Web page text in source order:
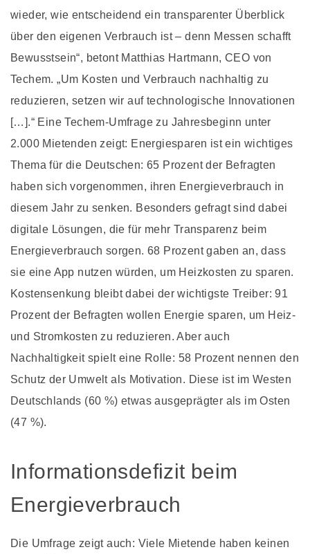
wieder, wie entscheidend ein transparenter Überblick
über den eigenen Verbrauch ist – denn Messen schafft
Bewusstsein“, betont Matthias Hartmann, CEO von
Techem. „Um Kosten und Verbrauch nachhaltig zu
reduzieren, setzen wir auf technologische Innovationen
[…].“ Eine Techem-Umfrage zu Jahresbeginn unter
2.000 Mietenden zeigt: Energiesparen ist ein wichtiges
Thema für die Deutschen: 65 Prozent der Befragten
haben sich vorgenommen, ihren Energieverbrauch in
diesem Jahr zu senken. Besonders gefragt sind dabei
digitale Lösungen, die für mehr Transparenz beim
Energieverbrauch sorgen. 68 Prozent gaben an, dass
sie eine App nutzen würden, um Heizkosten zu sparen.
Kostensenkung bleibt dabei der wichtigste Treiber: 91
Prozent der Befragten wollen Energie sparen, um Heiz-
und Stromkosten zu reduzieren. Aber auch
Nachhaltigkeit spielt eine Rolle: 58 Prozent nennen den
Schutz der Umwelt als Motivation. Diese ist im Westen
Deutschlands (60 %) etwas ausgeprägter als im Osten
(47 %).
Informationsdefizit beim
Energieverbrauch
Die Umfrage zeigt auch: Viele Mietende haben keinen